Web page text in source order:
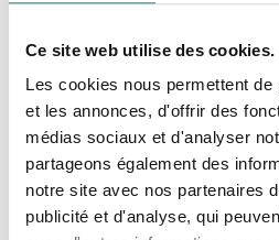
Ce site web utilise des cookies.
Les cookies nous permettent
et les annonces, d'offrir des
médias sociaux et d'analyser
partageons également des
notre site avec nos partenaires
publicité et d'analyse, qui
rafraichissante maison et pour
Citron vert: un zest peut
ou en cuisine. Vous pourrez
cocktail et venir déposer
votre préparation de
citron.